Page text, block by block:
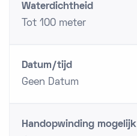
Waterdichtheid
Tot 100 meter
Datum/tijd
Geen Datum
Handopwinding mogelijk